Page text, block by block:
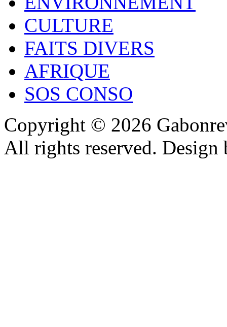
CULTURE
FAITS DIVERS
AFRIQUE
SOS CONSO
Copyright © 2026
All rights reserved.